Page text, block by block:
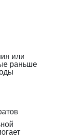
или
раньше